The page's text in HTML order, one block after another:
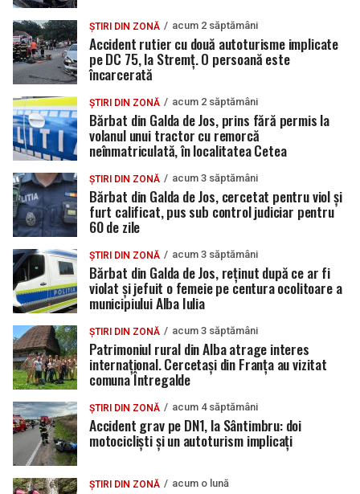
ȘTIRI DIN ZONĂ acum 2 săptămâni
Accident rutier cu două autoturisme implicate
pe DC 75, la Stremț. O persoană este
încarcerată
ȘTIRI DIN ZONĂ acum 2 săptămâni
Bărbat din Galda de Jos, prins fără permis la
volanul unui tractor cu remorcă
neînmatriculată, în localitatea Cetea
ȘTIRI DIN ZONĂ acum 3 săptămâni
Bărbat din Galda de Jos, cercetat pentru viol și
furt calificat, pus sub control judiciar pentru
60 de zile
ȘTIRI DIN ZONĂ acum 3 săptămâni
Bărbat din Galda de Jos, reținut după ce ar fi
violat și jefuit o femeie pe centura ocolitoare a
municipiului Alba Iulia
ȘTIRI DIN ZONĂ acum 3 săptămâni
Patrimoniul rural din Alba atrage interes
internațional. Cercetași din Franța au vizitat
comuna Întregalde
ȘTIRI DIN ZONĂ acum 4 săptămâni
Accident grav pe DN1, la Sântimbru: doi
motocicliști și un autoturism implicați
ȘTIRI DIN ZONĂ acum o lună